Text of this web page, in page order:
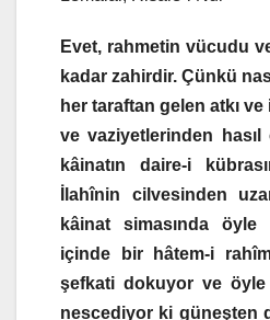
Evet, rahmetin vücudu
kadar zahirdir. Çünkü
her taraftan gelen atkı
ve vaziyetlerinden
kâinatın daire-i
İlahînin cilvesinden
kâinat simasında
içinde bir hâtem-i
şefkati dokuyor ve
nescediyor ki güneşten